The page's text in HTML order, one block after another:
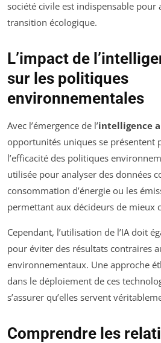
société civile est indispensable pour
transition écologique.
L’impact de
sur les politiques
environnementales
Avec l’émergence de l’intelligence
opportunités uniques se présentent
l’efficacité des politiques
utilisée pour analyser des données
consommation d’énergie ou les
permettant aux décideurs de mieux
Cependant, l’utilisation de l’IA doit
pour éviter des résultats contraires
environnementaux. Une approche
dans le déploiement de ces
s’assurer qu’elles servent
Comprendre les